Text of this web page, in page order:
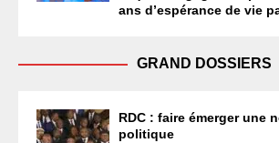
ans d’espérance de vie
GRAND DOSSIERS
RDC : faire émerger une
politique